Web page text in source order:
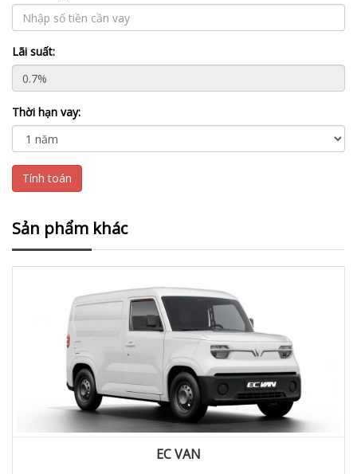
Lãi suất:
Thời hạn vay:
Tính toán
Sản phẩm khác
EC VAN